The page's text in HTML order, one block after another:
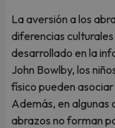
La aversión a los
diferencias
desarrollado en la
John Bowlby, los
físico pueden
Además, en algunas
abrazos no forman